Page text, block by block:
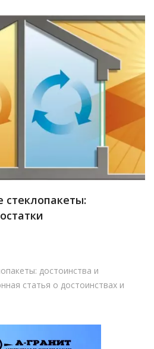
достоинства и
статья о достоинствах и